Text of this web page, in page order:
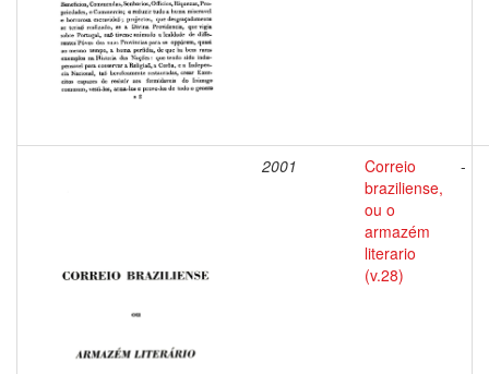
2001
Correio
braziliense,
ou o
armazém
literario
(v.28)
-